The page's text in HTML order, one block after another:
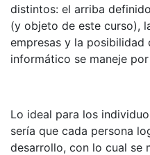
distintos: el arriba
(y objeto de este curso),
empresas y la posibilidad
informático se maneje
Lo ideal para los
sería que cada persona
desarrollo, con lo cual se